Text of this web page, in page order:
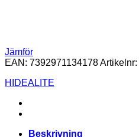
Jämför
EAN: 7392971134178Artikelnr:
HIDEALITE
Beskrivning